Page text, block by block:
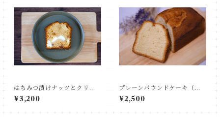
はちみつ漬けナッツとクリー
ムチーズのパウンドケーキ
（ホール）
¥3,200
プレーンパウンドケーキ（ホ
ール）
¥2,500